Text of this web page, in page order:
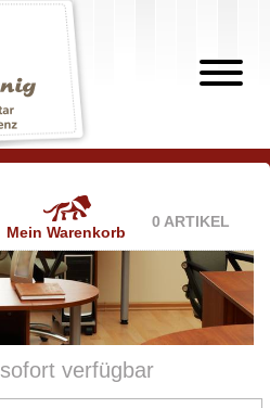
Mein Warenkorb
0 ARTIKEL
verfügbar